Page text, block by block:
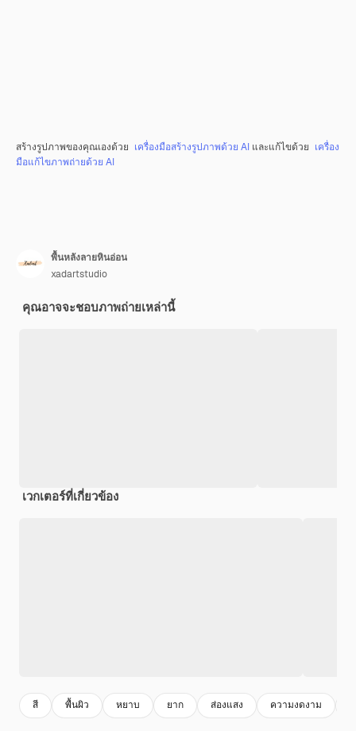
สร้างรูปภาพของคุณเองด้วย เครื่องมือสร้างรูปภาพด้วย AI และแก้ไขด้วย เครื่อง
มือแก้ไขภาพถ่ายด้วย AI
พื้นหลังลายหินอ่อน
xadartstudio
คุณอาจจะชอบภาพถ่ายเหล่านี้
เวกเตอร์ที่เกี่ยวข้อง
สี พื้นผิว หยาบ ยาก ส่องแสง ความงดงาม